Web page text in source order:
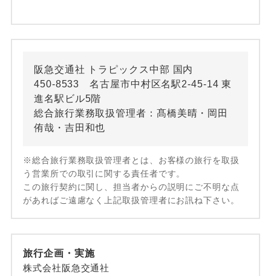
阪急交通社 トラピックス中部 国内
450-8533 名古屋市中村区名駅2-45-14 東
進名駅ビル5階
総合旅行業務取扱管理者：髙橋美晴・岡田
侑哉・吉田和也
※総合旅行業務取扱管理者とは、お客様の旅行を取扱
う営業所での取引に関する責任者です。
この旅行契約に関し、担当者からの説明にご不明な点
があればご遠慮なく上記取扱管理者にお訊ね下さい。
旅行企画・実施
株式会社阪急交通社